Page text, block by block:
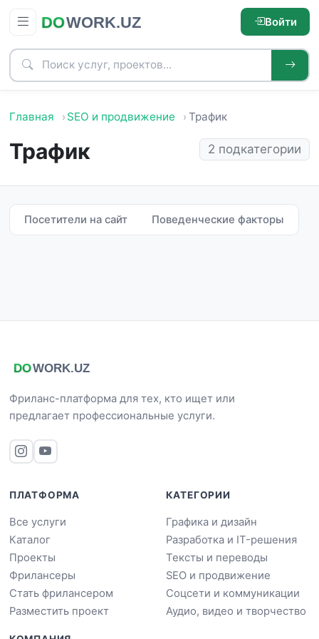
Войти
Главная SEO и продвижение Трафик
Трафик 2 подкатегории
Посетители на сайт Поведенческие факторы
Фриланс-платформа для тех, кто ищет или
предлагает профессиональные услуги.
ПЛАТФОРМА
Все услуги
Каталог
Проекты
Фрилансеры
Стать фрилансером
Разместить проект
КАТЕГОРИИ
Графика и дизайн
Разработка и IT-решения
Тексты и переводы
SEO и продвижение
Соцсети и коммуникации
Аудио, видео и творчество